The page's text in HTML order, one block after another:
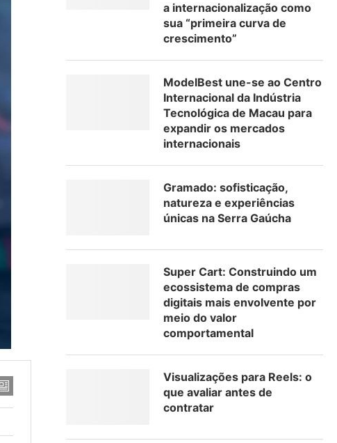
a internacionalização como
sua “primeira curva de
crescimento”
ModelBest une-se ao Centro
Internacional da Indústria
Tecnológica de Macau para
expandir os mercados
internacionais
Gramado: sofisticação,
natureza e experiências
únicas na Serra Gaúcha
Super Cart: Construindo um
ecossistema de compras
digitais mais envolvente por
meio do valor
comportamental
Visualizações para Reels: o
que avaliar antes de
contratar